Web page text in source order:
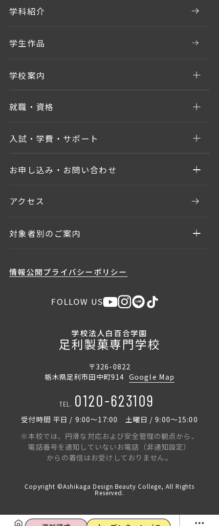
学科紹介
学生作品
学校案内
就職・資格
入試・学費・サポート
お申し込み・お問い合わせ
アクセス
対象者別のご案内
情報公開プライバシーポリシー
FOLLOW US
学校法人白百合学園
足利製菓専門学校
〒326-0822
栃木県足利市田中町914 Google Map
TEL. 0120-623109
受付時間 平日 / 9:00〜17:00 土曜日 / 9:00〜15:00
※本校では、円滑な対応および安全管理の観点から、
電話番号を通知していないお電話（非通知設定）
からの着信はお受けしておりません。
Copyright ©Ashikaga Design Beauty College, All Rights
Reserved.